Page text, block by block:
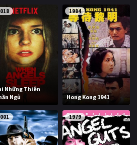
Những Thiên
Ngủ
1984
Hong Kong 1941
1979